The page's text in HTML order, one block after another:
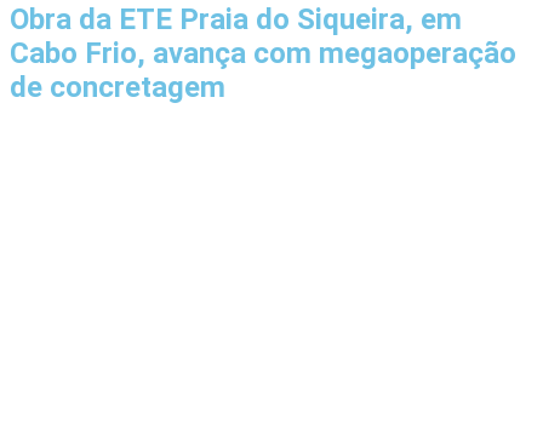
Obra da ETE Praia do Siqueira, em
Cabo Frio, avança com megaoperação
de concretagem